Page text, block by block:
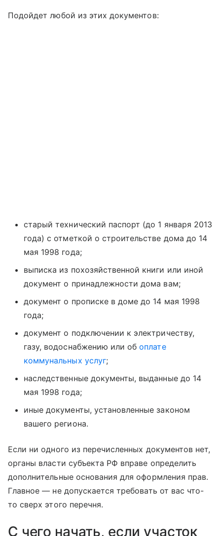
Подойдет любой из этих документов:
старый технический паспорт (до 1 января 2013
года) с отметкой о строительстве дома до 14
мая 1998 года;
выписка из похозяйственной книги или иной
документ о принадлежности дома вам;
документ о прописке в доме до 14 мая 1998
года;
документ о подключении к электричеству,
газу, водоснабжению или обоплате
коммунальных услуг;
наследственные документы, выданные до 14
мая 1998 года;
иные документы, установленные законом
вашего региона.
Если ни одного из перечисленных документов нет,
органы власти субъекта РФ вправе определить
дополнительные основания для оформления прав.
Главное — не допускается требовать от вас что-
то сверх этого перечня.
С чего начать, если участок